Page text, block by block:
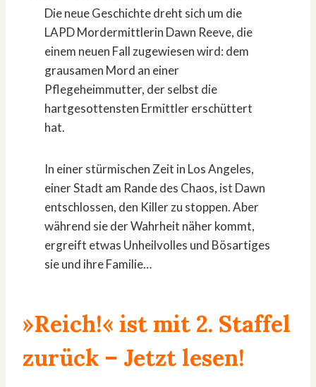
Die neue Geschichte dreht sich um die
LAPD Mordermittlerin Dawn Reeve, die
einem neuen Fall zugewiesen wird: dem
grausamen Mord an einer
Pflegeheimmutter, der selbst die
hartgesottensten Ermittler erschüttert
hat.
In einer stürmischen Zeit in Los Angeles,
einer Stadt am Rande des Chaos, ist Dawn
entschlossen, den Killer zu stoppen. Aber
während sie der Wahrheit näher kommt,
ergreift etwas Unheilvolles und Bösartiges
sie und ihre Familie…
»Reich!« ist mit 2. Staffel
zurück – Jetzt lesen!